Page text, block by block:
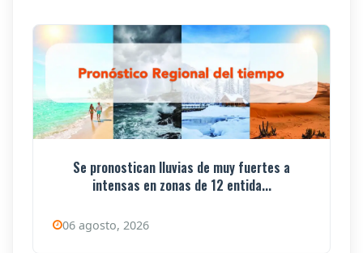
Se pronostican lluvias de muy fuertes a
intensas en zonas de 12 entida...
06 agosto, 2026